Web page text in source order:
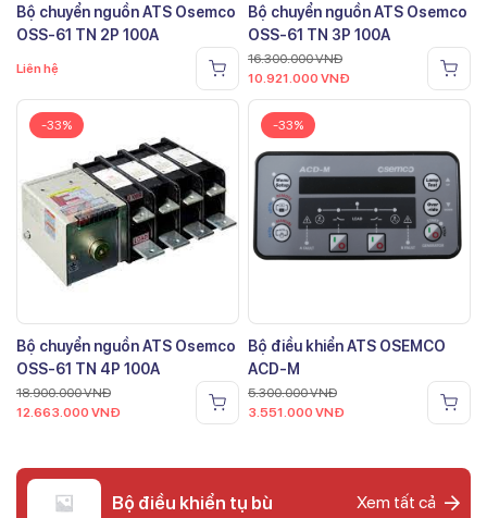
Bộ chuyển nguồn ATS Osemco
OSS-61 TN 2P 100A
Liên hệ
Bộ chuyển nguồn ATS Osemco
OSS-61 TN 3P 100A
16.300.000VNĐ
10.921.000 VNĐ
-33%
Bộ chuyển nguồn ATS Osemco
OSS-61 TN 4P 100A
18.900.000VNĐ
12.663.000 VNĐ
-33%
Bộ điều khiển ATS OSEMCO
ACD-M
5.300.000VNĐ
3.551.000 VNĐ
Bộ điều khiển tụ bù Xem tất cả